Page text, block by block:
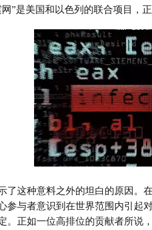
网”是美国和以色列的联合项目，
了这种意料之外的坦白的原因。
参与者意识到在世界范围内引起
。正如一位高排位的贡献者所说